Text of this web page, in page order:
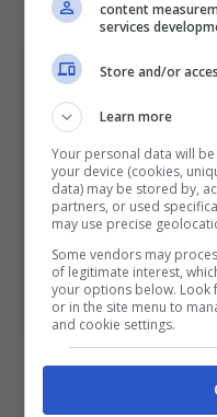
La rinascita di
Bolognasportnews
Images Via One
Colombo, le
content
services
Store and/or
Learn more
Your personal data will
your device (cookies,
data) may be stored by,
partners, or used
may use precise
Some vendors may
of legitimate interest,
your options below. Look
or in the site menu to
and cookie settings.